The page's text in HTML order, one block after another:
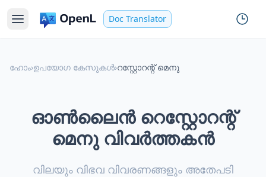
Doc Translator
ഹോം›ഉപയോഗ കേസുകൾ›റസ്റ്റോറന്റ് മെനു
ഓൺലൈൻ റെസ്റ്റോറന്റ്
മെനു വിവർത്തകൻ
വിലയും വിഭവ വിവരണങ്ങളും അതേപടി